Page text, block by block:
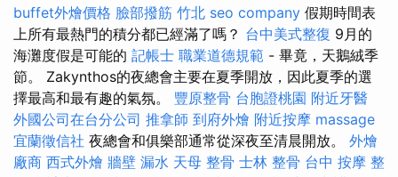
buffet外燴價格 臉部撥筋 竹北 seo company 假期時間表
上所有最熱門的積分都已經滿了嗎？ 台中美式整復 9月的
海灘度假是可能的 記帳士 職業道德規範 - 畢竟，天鵝絨季
節。 Zakynthos的夜總會主要在夏季開放，因此夏季的選
擇最高和最有趣的氣氛。 豐原整骨 台胞證桃園 附近牙醫
外國公司在台分公司 推拿師 到府外燴 附近按摩 massage
宜蘭徵信社 夜總會和俱樂部通常從深夜至清晨開放。 外燴
廠商 西式外燴 牆壁 漏水 天母 整骨 士林 整骨 台中 按摩 整